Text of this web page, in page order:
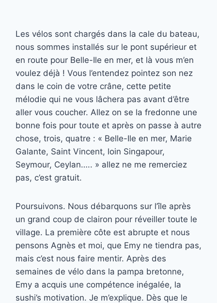
Les vélos sont chargés dans la cale du bateau,
nous sommes installés sur le pont supérieur et
en route pour Belle-Ile en mer, et là vous m’en
voulez déjà ! Vous l’entendez pointez son nez
dans le coin de votre crâne, cette petite
mélodie qui ne vous lâchera pas avant d’être
aller vous coucher. Allez on se la fredonne une
bonne fois pour toute et après on passe à autre
chose, trois, quatre : « Belle-Ile en mer, Marie
Galante, Saint Vincent, loin Singapour,
Seymour, Ceylan….. » allez ne me remerciez
pas, c’est gratuit.
Poursuivons. Nous débarquons sur l’île après
un grand coup de clairon pour réveiller toute le
village. La première côte est abrupte et nous
pensons Agnès et moi, que Emy ne tiendra pas,
mais c’est nous faire mentir. Après des
semaines de vélo dans la pampa bretonne,
Emy a acquis une compétence inégalée, la
sushi’s motivation. Je m’explique. Dès que le